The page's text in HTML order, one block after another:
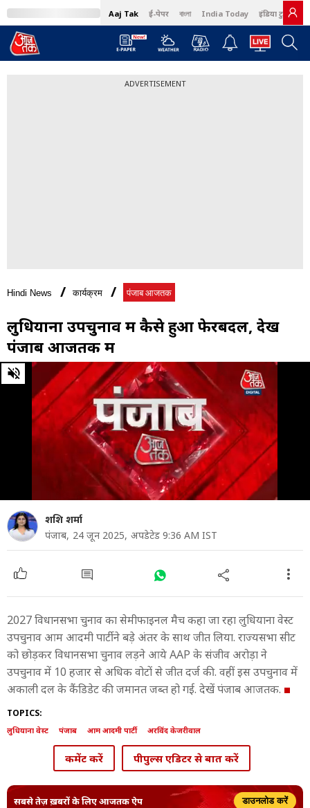
Aaj Tak ई-पेपर বাংলা India Today इंडिया टुडे हिंदी
ADVERTISEMENT
Hindi News कार्यक्रम पंजाब आजतक
लुधियाना उपचुनाव में कैसे हुआ फेरबदल, देखें
पंजाब आजतक में
0
of
minutes,
seconds
शशि शर्मा
पंजाब, 24 जून 2025, अपडेटेड 9:36 AM IST
2027 विधानसभा चुनाव का सेमीफाइनल मैच कहा जा रहा लुधियाना वेस्ट
उपचुनाव आम आदमी पार्टी ने बड़े अंतर के साथ जीत लिया. राज्यसभा सीट
को छोड़कर विधानसभा चुनाव लड़ने आये AAP के संजीव अरोड़ा ने
उपचुनाव में 10 हजार से अधिक वोटों से जीत दर्ज की. वहीं इस उपचुनाव में
अकाली दल के कैंडिडेट की जमानत जब्त हो गई. देखें पंजाब आजतक.
TOPICS:
लुधियाना वेस्ट पंजाब आम आदमी पार्टी अरविंद केजरीवाल
कमेंट करें पीपुल्स एडिटर से बात करें
सबसे तेज़ ख़बरों के लिए आजतक ऐप डाउनलोड करें